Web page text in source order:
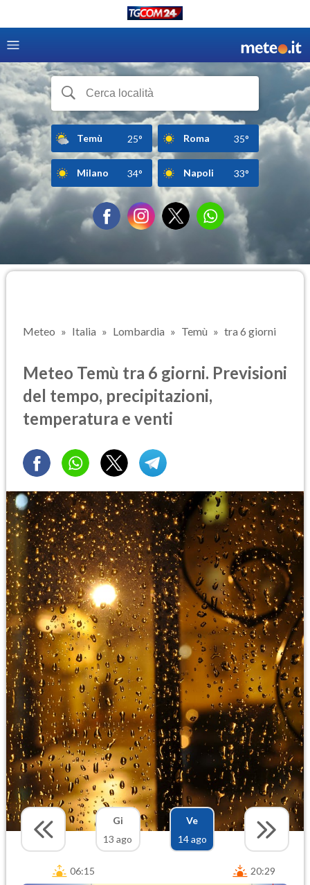
Temù 25° Roma 35°
Milano 34° Napoli 33°
Meteo Italia Lombardia Temù tra 6 giorni
Meteo Temù tra 6 giorni. Previsioni
del tempo, precipitazioni,
temperatura e venti
Gi
13 ago
Ve
14 ago
06:15 20:29